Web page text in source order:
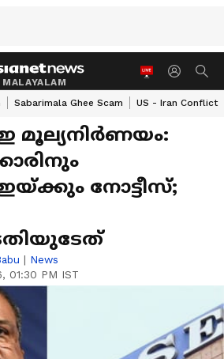
MALAYALAM
Sabarimala Ghee Scam US - Iran Conflict
മൂല്യനിർണയം:
നോട്ടീസ്;
| News
01:30 PM IST